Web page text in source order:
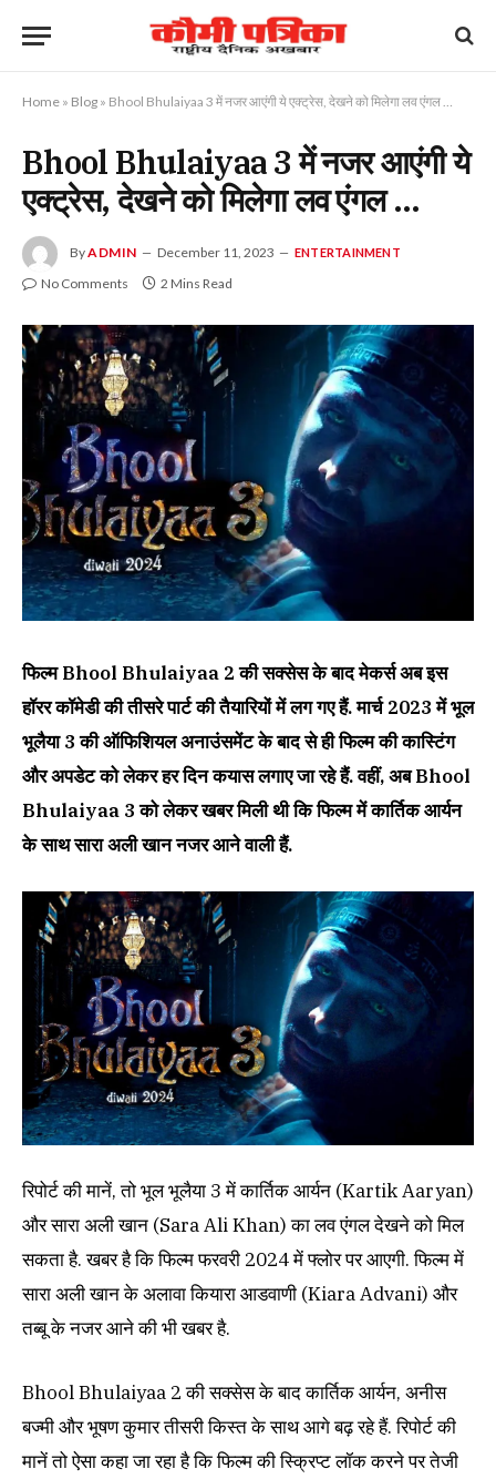
Home » Blog » Bhool Bhulaiyaa 3 में नजर आएंगी ये एक्ट्रेस, देखने को मिलेगा लव एंगल …
Bhool Bhulaiyaa 3 में नजर आएंगी ये
एक्ट्रेस, देखने को मिलेगा लव एंगल …
ByADMIN December 11, 2023 ENTERTAINMENT
No Comments 2 Mins Read
फिल्म Bhool Bhulaiyaa 2 की सक्सेस के बाद मेकर्स अब इस
हॉरर कॉमेडी की तीसरे पार्ट की तैयारियों में लग गए हैं. मार्च 2023 में भूल
भूलैया 3 की ऑफिशियल अनाउंसमेंट के बाद से ही फिल्म की कास्टिंग
और अपडेट को लेकर हर दिन कयास लगाए जा रहे हैं. वहीं, अब Bhool
Bhulaiyaa 3 को लेकर खबर मिली थी कि फिल्म में कार्तिक आर्यन
के साथ सारा अली खान नजर आने वाली हैं.
रिपोर्ट की मानें, तो भूल भूलैया 3 में कार्तिक आर्यन (Kartik Aaryan)
और सारा अली खान (Sara Ali Khan) का लव एंगल देखने को मिल
सकता है. खबर है कि फिल्म फरवरी 2024 में फ्लोर पर आएगी. फिल्म में
सारा अली खान के अलावा कियारा आडवाणी (Kiara Advani) और
तब्बू के नजर आने की भी खबर है.
Bhool Bhulaiyaa 2 की सक्सेस के बाद कार्तिक आर्यन, अनीस
बज्मी और भूषण कुमार तीसरी किस्त के साथ आगे बढ़ रहे हैं. रिपोर्ट की
मानें तो ऐसा कहा जा रहा है कि फिल्म की स्क्रिप्ट लॉक करने पर तेजी